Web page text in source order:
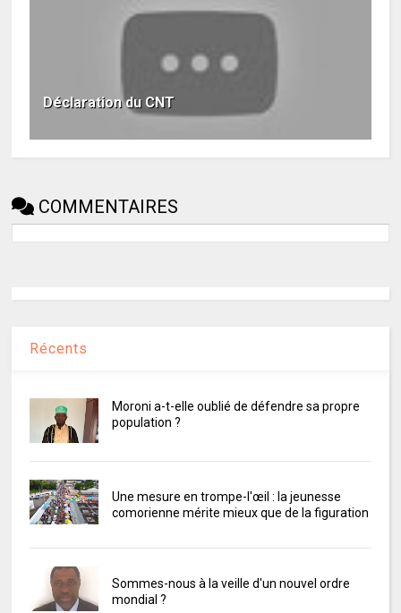
Déclaration du CNT
COMMENTAIRES
Récents
Moroni a-t-elle oublié de défendre sa propre
population ?
Une mesure en trompe-l'œil : la jeunesse
comorienne mérite mieux que de la figuration
Sommes-nous à la veille d'un nouvel ordre
mondial ?